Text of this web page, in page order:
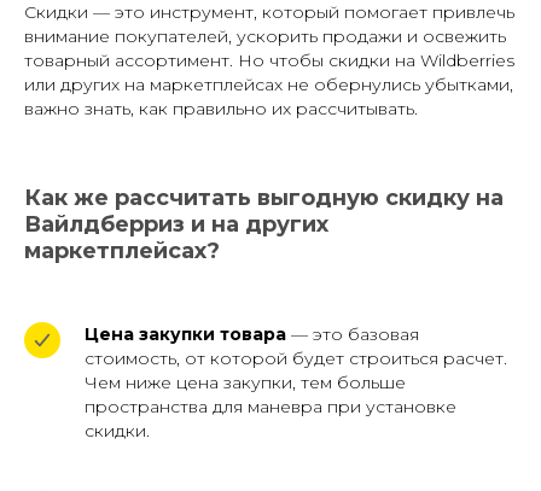
Скидки — это инструмент, который помогает привлечь
внимание покупателей, ускорить продажи и освежить
товарный ассортимент. Но чтобы скидки на Wildberries
или других на маркетплейсах не обернулись убытками,
важно знать, как правильно их рассчитывать.
Как же рассчитать выгодную скидку на
Вайлдберриз и на других
маркетплейсах?
Цена закупки товара — это базовая
стоимость, от которой будет строиться расчет.
Чем ниже цена закупки, тем больше
пространства для маневра при установке
скидки.